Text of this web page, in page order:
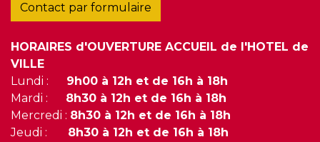
Contact par formulaire
HORAIRES d'OUVERTURE ACCUEIL de l'HOTEL de
VILLE
Lundi :
9h00 à 12h et de 16h à 18h
Mardi :
8h30 à 12h et de 16h à 18h
Mercredi : 8h30 à 12h et de 16h à 18h
Jeudi :
8h30 à 12h et de 16h à 18h